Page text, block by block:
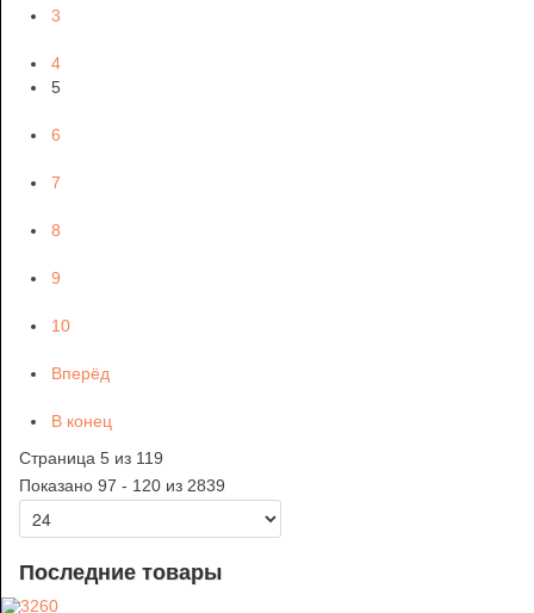
3
4
5
6
7
8
9
10
Вперёд
В конец
Страница 5 из 119
Показано 97 - 120 из 2839
Последние товары